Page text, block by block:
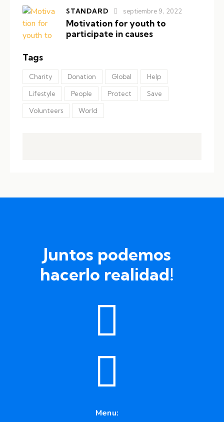
STANDARD septiembre 9, 2022
Motivation for youth to
participate in causes
Tags
Charity Donation Global Help
Lifestyle People Protect Save
Volunteers World
Juntos podemos
hacerlo realidad!
Menu: